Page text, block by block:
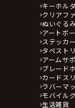
キーホル
クリアフ
ぬいぐる
アートボ
ステッカ
タペスト
アームサ
ブレード
カードス
ラバーマ
モバイル
生活雑貨